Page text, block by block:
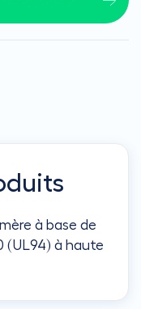
à base de
(UL94) à haute